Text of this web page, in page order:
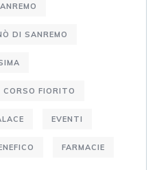
DI SANREMO
CORSO FIORITO
EVENTI
FARMACIE